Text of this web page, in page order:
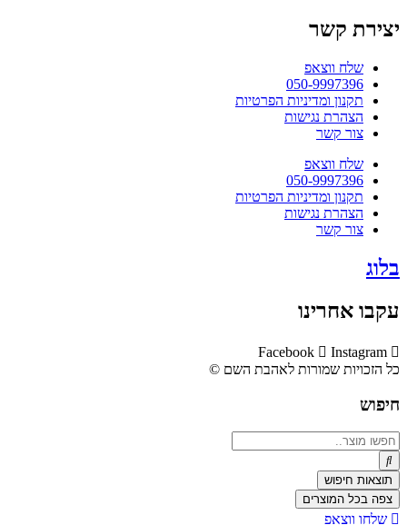
יצירת קשר
שלח ווצאפ
050-9997396
תקנון ומדיניות הפרטיות
הצהרת נגישות
צור קשר
שלח ווצאפ
050-9997396
תקנון ומדיניות הפרטיות
הצהרת נגישות
צור קשר
בלוג
עקבו אחרינו
Facebook
Instagram
כל הזכויות שמורות לאהבת השם ©​
חיפוש
Search
...
תוצאות חיפוש
צפה בכל המוצרים
שלחו ווצאפ